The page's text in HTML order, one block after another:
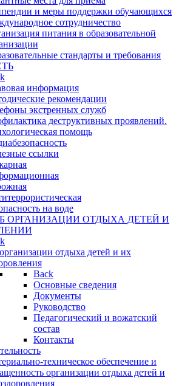
и меры поддержки обучающихся
сотрудничество
питания в образовательной
стандарты и требования
информация
рекомендации
экстренных служб
деструктивных проявлений.
помощь
ссылки
на воде
ОРГАНИЗАЦИИ ОТДЫХА ДЕТЕЙ И
отдыха детей и их
Back
Основные сведения
Документы
Руководство
Педагогический и вожатский
состав
Контакты
техническое обеспечение и
организации отдыха детей и